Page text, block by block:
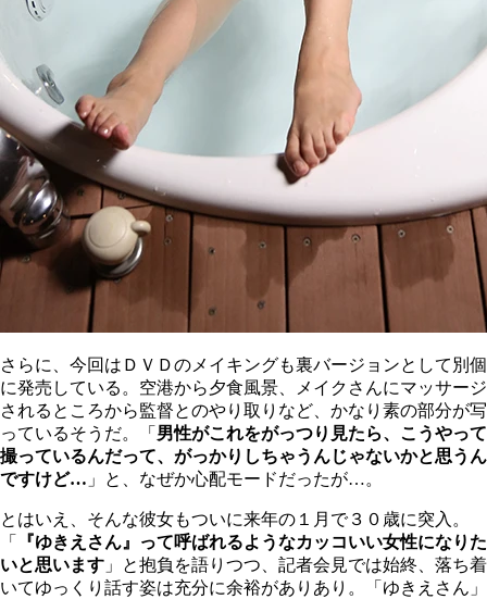
さらに、今回はＤＶＤのメイキングも裏バージョンとして別個
に発売している。空港から夕食風景、メイクさんにマッサージ
されるところから監督とのやり取りなど、かなり素の部分が写
っているそうだ。「 男性がこれをがっつり見たら、こうやって
撮っているんだって、がっかりしちゃうんじゃないかと思うん
ですけど… 」と、なぜか心配モードだったが…。
とはいえ、そんな彼女もついに来年の１月で３０歳に突入。
「
『ゆきえさん』って呼ばれるようなカッコいい女性になりた
いと思います 」と抱負を語りつつ、記者会見では始終、落ち着
いてゆっくり話す姿は充分に余裕がありあり。「ゆきえさん」